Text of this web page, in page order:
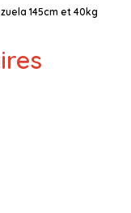
145cm et 40kg